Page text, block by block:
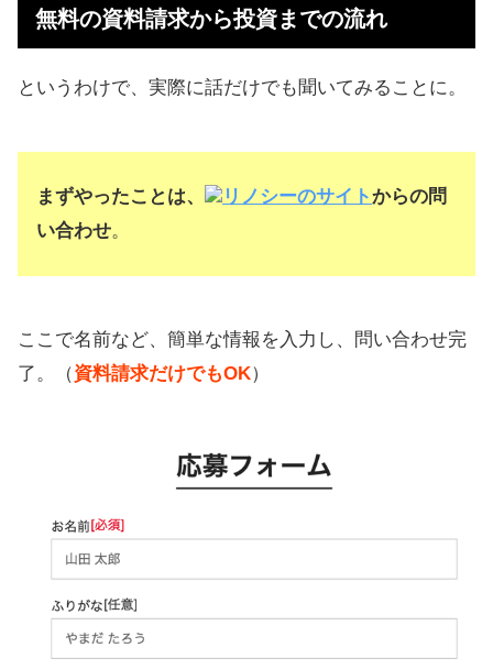
無料の資料請求から投資までの流れ
というわけで、実際に話だけでも聞いてみることに。
まずやったことは、 リノシーのサイトからの問
い合わせ。
ここで名前など、簡単な情報を入力し、問い合わせ完
了。（資料請求だけでもOK）